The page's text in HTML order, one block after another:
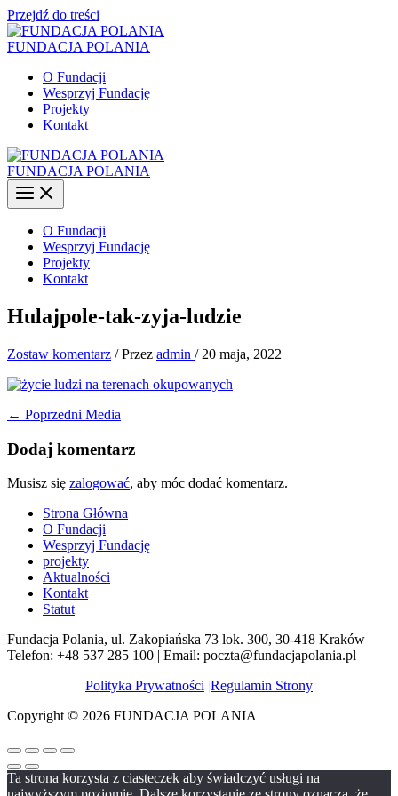
Przejdź do treści
FUNDACJA POLANIA
O Fundacji
Wesprzyj Fundację
Projekty
Kontakt
FUNDACJA POLANIA
O Fundacji
Wesprzyj Fundację
Projekty
Kontakt
Hulajpole-tak-zyja-ludzie
Zostaw komentarz / Przez admin / 20 maja, 2022
← Poprzedni Media
Dodaj komentarz
Musisz się zalogować, aby móc dodać komentarz.
Strona Główna
O Fundacji
Wesprzyj Fundację
projekty
Aktualności
Kontakt
Statut
Fundacja Polania, ul. Zakopiańska 73 lok. 300, 30-418 Kraków
Telefon: +48 537 285 100 | Email: poczta@fundacjapolania.pl
Polityka Prywatności |Regulamin Strony
Copyright © 2026 FUNDACJA POLANIA
Ta strona korzysta z ciasteczek aby świadczyć usługi na